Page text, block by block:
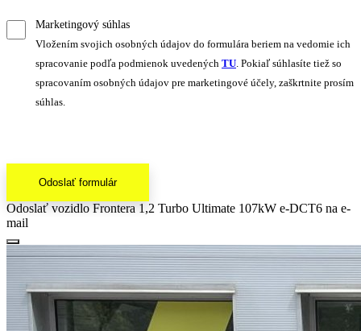
Marketingový súhlas
Vložením svojich osobných údajov do formulára beriem na vedomie ich
spracovanie podľa podmienok uvedených TU. Pokiaľ súhlasíte tiež so
spracovaním osobných údajov pre marketingové účely, zaškrtnite prosím
súhlas.
Odoslať formulár
Odoslať vozidlo Frontera 1,2 Turbo Ultimate 107kW e-DCT6 na e-
mail